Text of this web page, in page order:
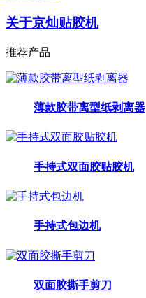
关于京灿贴胶机
推荐产品
薄款胶带离型纸剥离器
手持式双面胶贴胶机
手持式包边机
双面胶撕手剪刀